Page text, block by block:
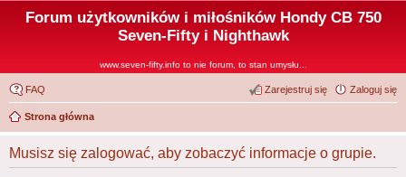
Forum użytkowników i miłośników Hondy CB 750
Seven-Fifty i Nighthawk
www.seven-fifty.info to nie forum, to stan umysłu...
FAQ Zaloguj się
Zarejestruj się
Strona główna
Musisz się zalogować, aby zobaczyć informacje o grupie.